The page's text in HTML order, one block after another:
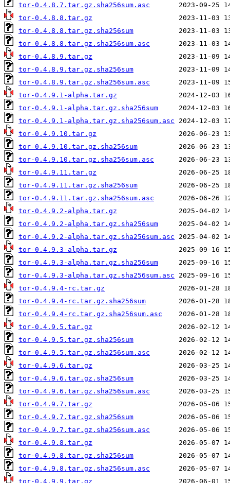
tor-0.4.8.7.tar.gz.sha256sum.asc
tor-0.4.8.8.tar.gz
tor-0.4.8.8.tar.gz.sha256sum
tor-0.4.8.8.tar.gz.sha256sum.asc
tor-0.4.8.9.tar.gz
tor-0.4.8.9.tar.gz.sha256sum
tor-0.4.8.9.tar.gz.sha256sum.asc
tor-0.4.9.1-alpha.tar.gz
tor-0.4.9.1-alpha.tar.gz.sha256sum
tor-0.4.9.1-alpha.tar.gz.sha256sum.asc
tor-0.4.9.10.tar.gz
tor-0.4.9.10.tar.gz.sha256sum
tor-0.4.9.10.tar.gz.sha256sum.asc
tor-0.4.9.11.tar.gz
tor-0.4.9.11.tar.gz.sha256sum
tor-0.4.9.11.tar.gz.sha256sum.asc
tor-0.4.9.2-alpha.tar.gz
tor-0.4.9.2-alpha.tar.gz.sha256sum
tor-0.4.9.2-alpha.tar.gz.sha256sum.asc
tor-0.4.9.3-alpha.tar.gz
tor-0.4.9.3-alpha.tar.gz.sha256sum
tor-0.4.9.3-alpha.tar.gz.sha256sum.asc
tor-0.4.9.4-rc.tar.gz
tor-0.4.9.4-rc.tar.gz.sha256sum
tor-0.4.9.4-rc.tar.gz.sha256sum.asc
tor-0.4.9.5.tar.gz
tor-0.4.9.5.tar.gz.sha256sum
tor-0.4.9.5.tar.gz.sha256sum.asc
tor-0.4.9.6.tar.gz
tor-0.4.9.6.tar.gz.sha256sum
tor-0.4.9.6.tar.gz.sha256sum.asc
tor-0.4.9.7.tar.gz
tor-0.4.9.7.tar.gz.sha256sum
tor-0.4.9.7.tar.gz.sha256sum.asc
tor-0.4.9.8.tar.gz
tor-0.4.9.8.tar.gz.sha256sum
tor-0.4.9.8.tar.gz.sha256sum.asc
tor-0.4.9.9.tar.gz